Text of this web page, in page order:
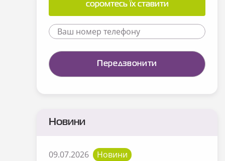
соромтесь їх ставити
Новини
09.07.2026 Новини